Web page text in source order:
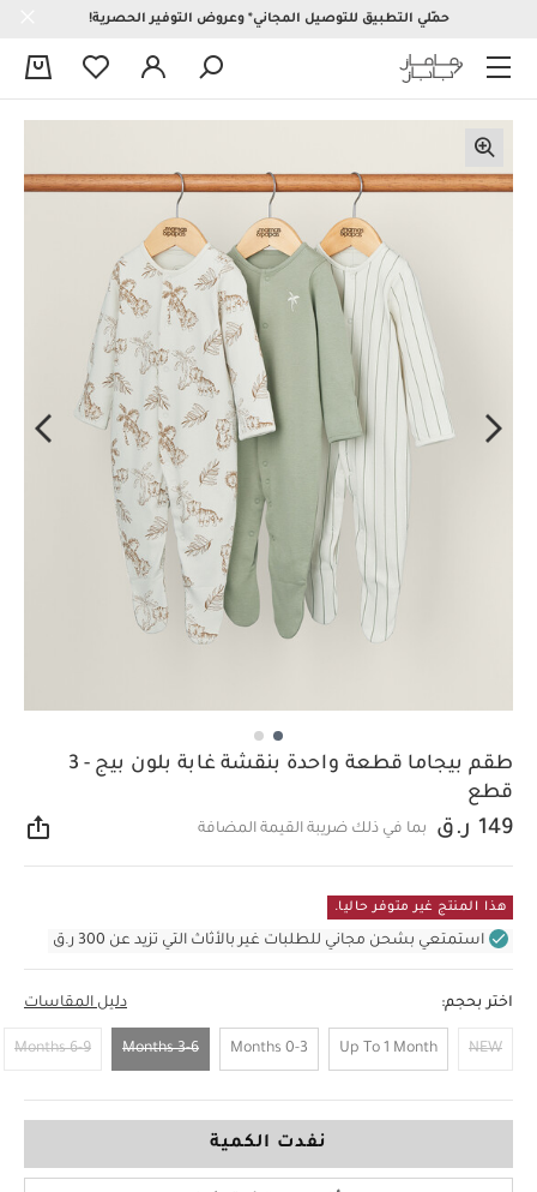
حمّلي التطبيق للتوصيل المجاني* وعروض التوفير الحصرية!
طقم بيجاما قطعة واحدة بنقشة غابة بلون بيج - 3
قطع
149 ر.ق بما في ذلك ضريبة القيمة المضافة
هذا المنتج غير متوفر حاليا.
استمتعي بشحن مجاني للطلبات غير بالأثاث التي تزيد عن 300 ر.ق
اختر بحجم: دليل المقاسات
NEW
Up To 1 Month
0-3 Months
3-6 Months
6-9 Months
نفدت الكمية